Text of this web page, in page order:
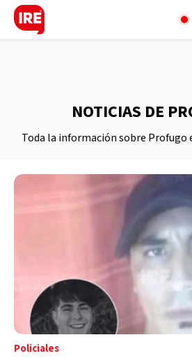
NOTICIAS DE
Toda la información sobre Profugo
Policiales